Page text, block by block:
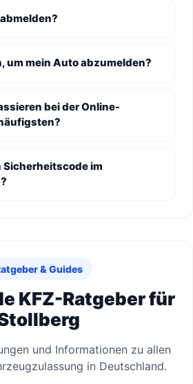
um mein Auto abzumelden?
bei der Online-
Sicherheitscode im
& Guides
KFZ-Ratgeber für
und Informationen zu allen
in Deutschland.